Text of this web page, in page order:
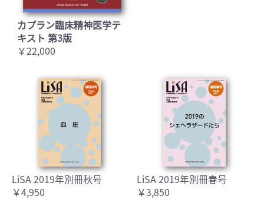
カプラン臨床精神医学テ
キスト 第3版
￥22,000
LiSA 2019年別冊秋号
￥4,950
LiSA 2019年別冊春号
￥3,850